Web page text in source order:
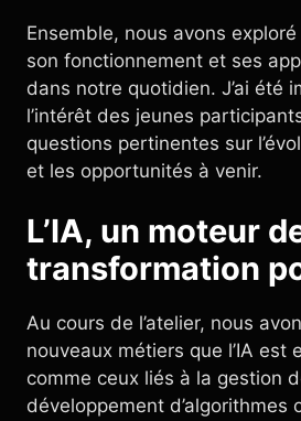
Ensemble, nous avons exploré
son fonctionnement et ses
dans notre quotidien. J’ai été
l’intérêt des jeunes
questions pertinentes sur
et les opportunités à venir.
L’IA, un moteur
transformation
Au cours de l’atelier, nous
nouveaux métiers que l’IA est
comme ceux liés à la gestion
développement d’algorithmes